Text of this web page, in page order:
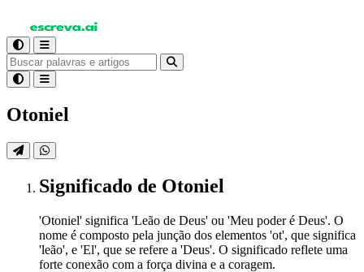
Otoniel
Significado de Otoniel
'Otoniel' significa 'Leão de Deus' ou 'Meu poder é Deus'. O
nome é composto pela junção dos elementos 'ot', que significa
'leão', e 'El', que se refere a 'Deus'. O significado reflete uma
forte conexão com a força divina e a coragem.